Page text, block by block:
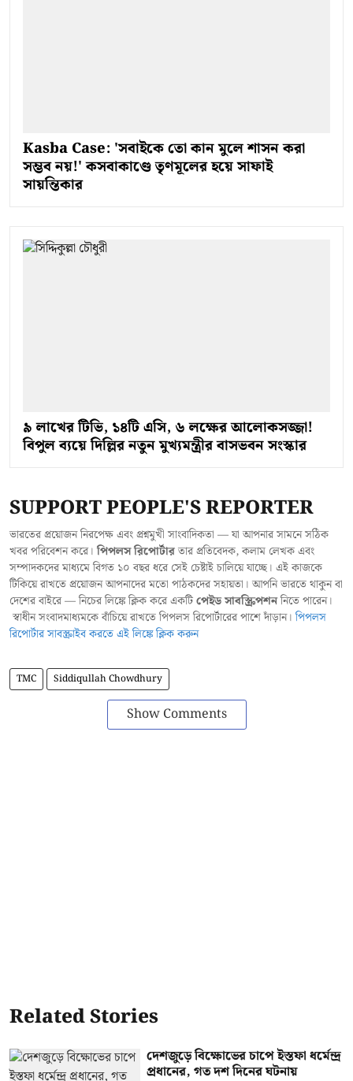
Kasba Case: 'সবাইকে তো কান মুলে শাসন করা
সম্ভব নয়!' কসবাকাণ্ডে তৃণমূলের হয়ে সাফাই
সায়ন্তিকার
৯ লাখের টিভি, ১৪টি এসি, ৬ লক্ষের আলোকসজ্জা!
বিপুল ব্যয়ে দিল্লির নতুন মুখ্যমন্ত্রীর বাসভবন সংস্কার
SUPPORT PEOPLE'S REPORTER
ভারতের প্রয়োজন নিরপেক্ষ এবং প্রশ্নমুখী সাংবাদিকতা — যা আপনার সামনে সঠিক
খবর পরিবেশন করে।পিপলস রিপোর্টারতার প্রতিবেদক, কলাম লেখক এবং
সম্পাদকদের মাধ্যমে বিগত ১০ বছর ধরে সেই চেষ্টাই চালিয়ে যাচ্ছে। এই কাজকে
টিকিয়ে রাখতে প্রয়োজন আপনাদের মতো পাঠকদের সহায়তা। আপনি ভারতে থাকুন বা
দেশের বাইরে — নিচের লিঙ্কে ক্লিক করে একটিপেইড সাবস্ক্রিপশননিতে পারেন।
স্বাধীন সংবাদমাধ্যমকে বাঁচিয়ে রাখতে পিপলস রিপোর্টারের পাশে দাঁড়ান।পিপলস
রিপোর্টার সাবস্ক্রাইব করতে এই লিঙ্কে ক্লিক করুন
TMC Siddiqullah Chowdhury
Show Comments
Related Stories
দেশজুড়ে বিক্ষোভের চাপে ইস্তফা ধর্মেন্দ্র
প্রধানের, গত দশ দিনের ঘটনায়